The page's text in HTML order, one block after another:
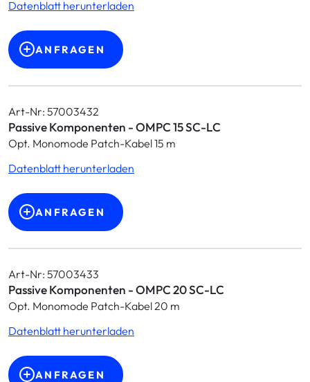
Datenblatt herunterladen
ANFRAGEN
Art-Nr: 57003432
Passive Komponenten - OMPC 15 SC-LC
Opt. Monomode Patch-Kabel 15 m
Datenblatt herunterladen
ANFRAGEN
Art-Nr: 57003433
Passive Komponenten - OMPC 20 SC-LC
Opt. Monomode Patch-Kabel 20 m
Datenblatt herunterladen
ANFRAGEN